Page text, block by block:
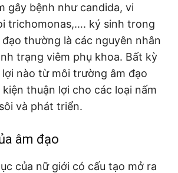
gây bệnh như candida, vi
trichomonas,…. ký sinh trong
thường là các nguyên nhân
trạng viêm phụ khoa. Bất kỳ
nào từ môi trường âm đạo
kiện thuận lợi cho các loại nấm
và phát triển.
âm đạo
của nữ giới có cấu tạo mở ra